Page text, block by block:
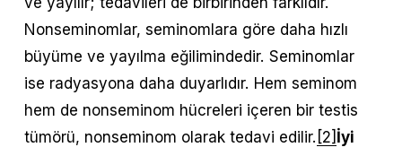
Nonseminomlar, seminomlara göre daha hızlı
büyüme ve yayılma eğilimindedir. Seminomlar
ise radyasyona daha duyarlıdır. Hem seminom
hem de nonseminom hücreleri içeren bir testis
tümörü, nonseminom olarak tedavi edilir. [2]İyi